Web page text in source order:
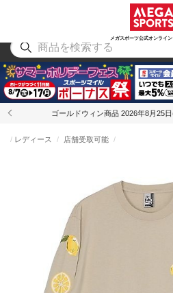
メガスポーツ公式オンライ
アウトドア
ゴールドウィン商品 2026年8月25
レディース 店舗受取可能